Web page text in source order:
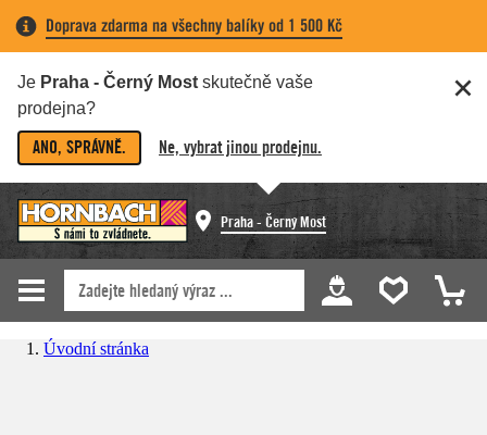
Doprava zdarma na všechny balíky od 1 500 Kč
Je Praha - Černý Most skutečně vaše
prodejna?
ANO, SPRÁVNĚ. Ne, vybrat jinou prodejnu.
Praha - Černý Most
Úvodní stránka